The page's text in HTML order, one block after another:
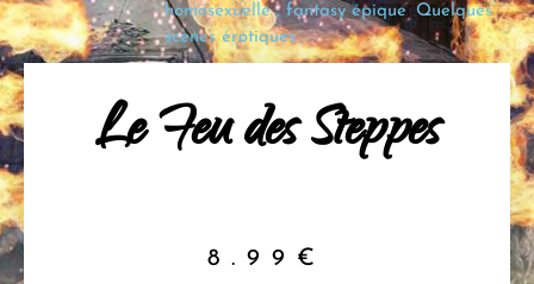
homosexuelle ; fantasy épique,Quelques
scènes érotiques
Le Feu des Steppes
8.99 €